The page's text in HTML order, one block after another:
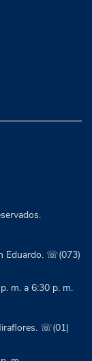
Eduardo. ☏(073)
m. a 6:30 p. m.
☏(01)